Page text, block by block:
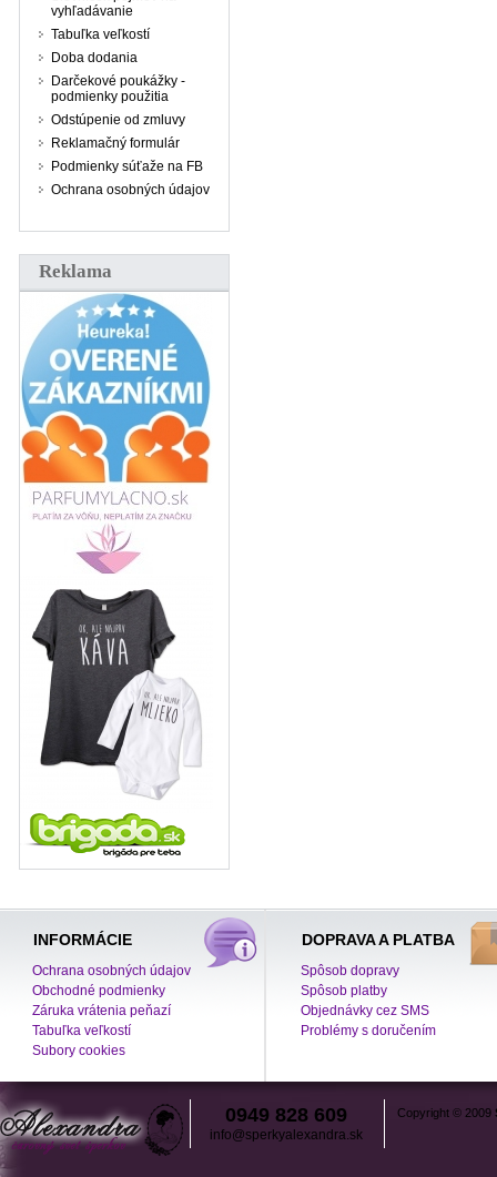
vyhľadávanie
Tabuľka veľkostí
Doba dodania
Darčekové poukážky -
podmienky použitia
Odstúpenie od zmluvy
Reklamačný formulár
Podmienky súťaže na FB
Ochrana osobných údajov
Reklama
INFORMÁCIE
Ochrana osobných údajov
Obchodné podmienky
Záruka vrátenia peňazí
Tabuľka veľkostí
Subory cookies
DOPRAVA A PLATBA
Spôsob dopravy
Spôsob platby
Objednávky cez SMS
Problémy s doručením
0949 828 609
info@sperkyalexandra.sk
Copyright © 2009